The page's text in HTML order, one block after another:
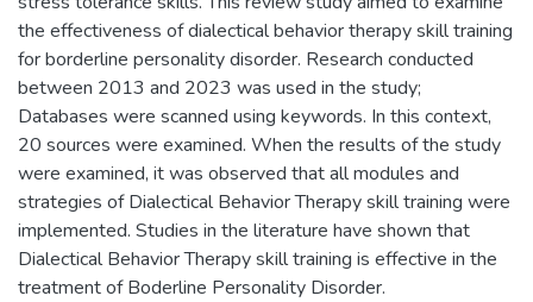
the effectiveness of dialectical behavior therapy skill training
for borderline personality disorder. Research conducted
between 2013 and 2023 was used in the study;
Databases were scanned using keywords. In this context,
20 sources were examined. When the results of the study
were examined, it was observed that all modules and
strategies of Dialectical Behavior Therapy skill training were
implemented. Studies in the literature have shown that
Dialectical Behavior Therapy skill training is effective in the
treatment of Boderline Personality Disorder.